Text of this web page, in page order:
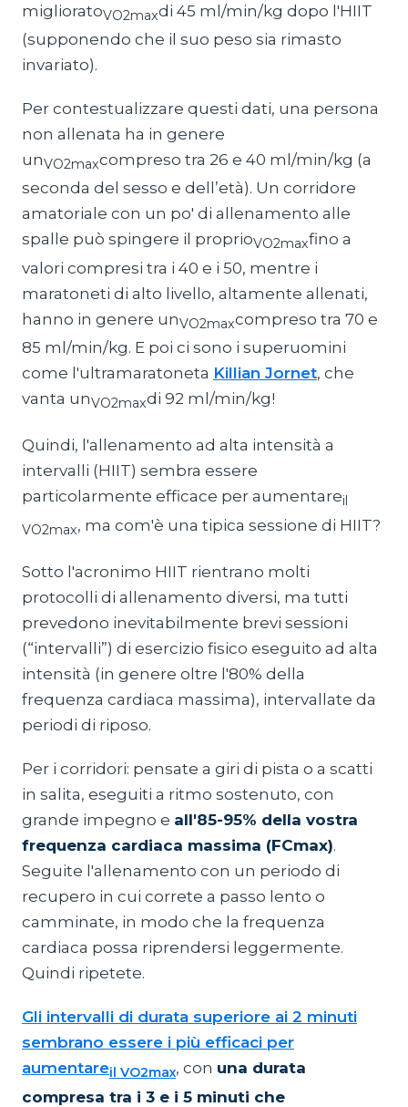
miglioratoVO2maxdi 45 ml/min/kg dopo l'HIIT
(supponendo che il suo peso sia rimasto
invariato).
Per contestualizzare questi dati, una persona
non allenata ha in genere
unVO2maxcompreso tra 26 e 40 ml/min/kg (a
seconda del sesso e dell’età). Un corridore
amatoriale con un po' di allenamento alle
spalle può spingere il proprioVO2maxfino a
valori compresi tra i 40 e i 50, mentre i
maratoneti di alto livello, altamente allenati,
hanno in genere unVO2maxcompreso tra 70 e
85 ml/min/kg. E poi ci sono i superuomini
come l'ultramaratoneta Killian Jornet, che
vanta unVO2maxdi 92 ml/min/kg!
Quindi, l'allenamento ad alta intensità a
intervalli (HIIT) sembra essere
particolarmente efficace per aumentareil
VO2max, ma com'è una tipica sessione di HIIT?
Sotto l'acronimo HIIT rientrano molti
protocolli di allenamento diversi, ma tutti
prevedono inevitabilmente brevi sessioni
(“intervalli”) di esercizio fisico eseguito ad alta
intensità (in genere oltre l'80% della
frequenza cardiaca massima), intervallate da
periodi di riposo.
Per i corridori: pensate a giri di pista o a scatti
in salita, eseguiti a ritmo sostenuto, con
grande impegno e all'85-95% della vostra
frequenza cardiaca massima (FCmax).
Seguite l'allenamento con un periodo di
recupero in cui correte a passo lento o
camminate, in modo che la frequenza
cardiaca possa riprendersi leggermente.
Quindi ripetete.
Gli intervalli di durata superiore ai 2 minuti
sembrano essere i più efficaci per
aumentareil VO2max, con una durata
compresa tra i 3 e i 5 minuti che